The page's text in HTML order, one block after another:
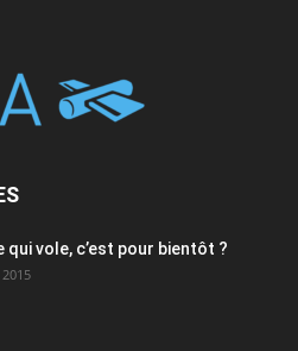
qui vole, c’est pour bientôt ?